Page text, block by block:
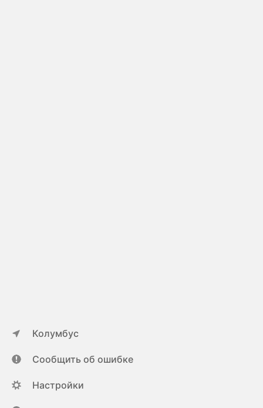
Колумбус
Сообщить об ошибке
Настройки